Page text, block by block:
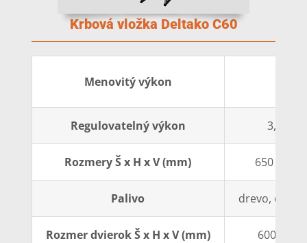
Krbová vložka Deltako C60
Menovitý výkon
Regulovatelný výkon 3,9-
Rozmery Š x H x V (mm) 650 x 540
Palivo drevo,
Rozmer dvierok Š x H x V (mm) 600 x